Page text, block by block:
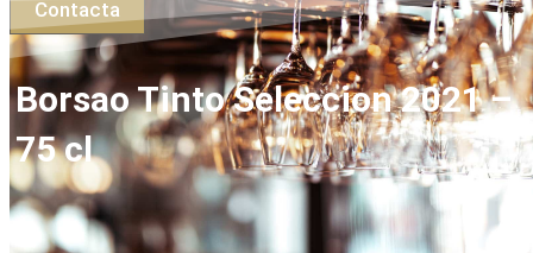
Contacta
Borsao Tinto Seleccion 2021 –
75 cl